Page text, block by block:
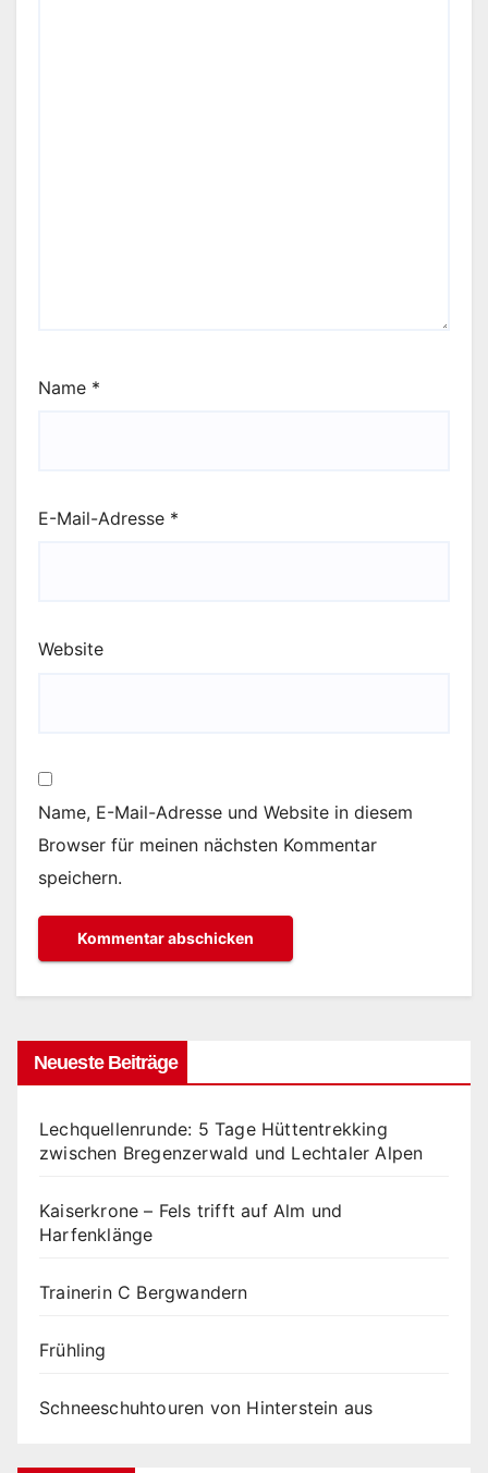
Name *
E-Mail-Adresse *
Website
Name, E-Mail-Adresse und Website in diesem
Browser für meinen nächsten Kommentar
speichern.
Neueste Beiträge
Lechquellenrunde: 5 Tage Hüttentrekking
zwischen Bregenzerwald und Lechtaler Alpen
Kaiserkrone – Fels trifft auf Alm und
Harfenklänge
Trainerin C Bergwandern
Frühling
Schneeschuhtouren von Hinterstein aus